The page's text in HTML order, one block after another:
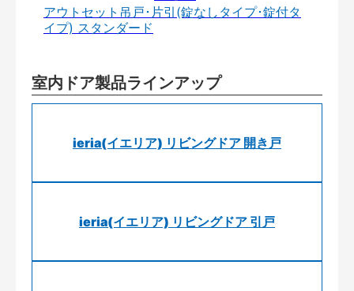
アウトセット吊戸･片引(錠なしタイプ･錠付タ
イプ) スタンダード
室内ドア製品ラインアップ
ieria(イエリア) リビングドア 開き戸
ieria(イエリア) リビングドア 引戸